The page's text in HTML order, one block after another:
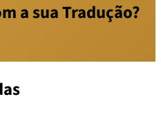
a sua Tradução?